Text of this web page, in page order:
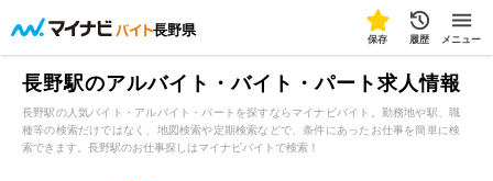
長野県
保存 履歴 メニュー
長野駅のアルバイト・バイト・パート求人情報
長野駅の人気バイト・アルバイト・パートを探すならマイナビバイト。勤務地や駅、職
種等の検索だけではなく、地図検索や定期検索などで、条件にあったお仕事を簡単に検
索できます。長野駅のお仕事探しはマイナビバイトで検索！